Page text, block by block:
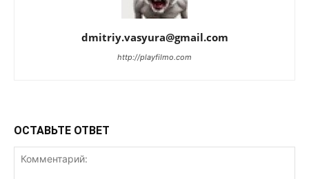
dmitriy.vasyura@gmail.com
http://playfilmo.com
ОСТАВЬТЕ ОТВЕТ